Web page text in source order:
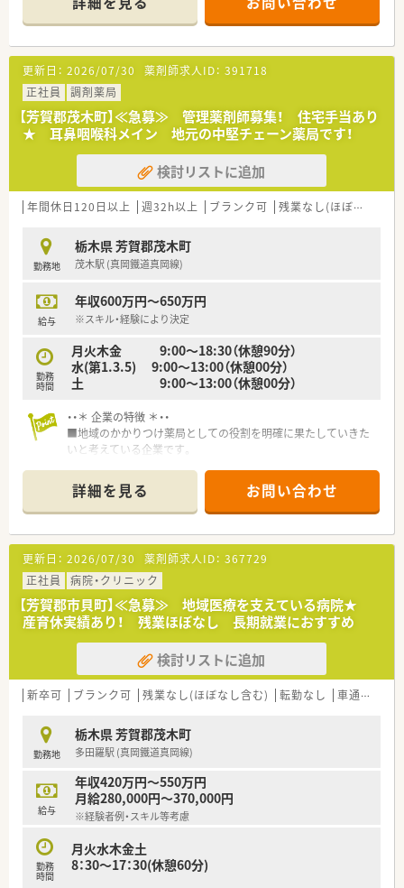
おり安定経営の企業です。
・・＊ 企業の特徴 ＊・・
■地域のかかりつけ薬局としての役割を明確に果たしていきた
いと考えている企業です。
■栃木県を中心に展開し、今後も店舗拡大計画があります。
■借り上げ社宅制度・住宅手当等福利厚生が充実しており、社員
を大切にしている企業です。
■地域密着型の調剤薬局として地域活動やイベント開催に力を
入れています。
■新卒の受け入れも積極的にしており、社内の風通しもよく働き
やすい社風です。
■働き方に制限のある薬剤師さん向けに準社員制度もあります
更新日： 2026/07/30 薬剤師求人ID： 391718
正社員
調剤薬局
【芳賀郡茂木町】≪急募≫ 管理薬剤師募集！ 住宅手当あり
★ 耳鼻咽喉科メイン 地元の中堅チェーン薬局です！
検討リストに追加
年間休日120日以上 週32h以上 ブランク可 残業なし(ほぼなし含む)
勤務地
栃木県 芳賀郡茂木町
茂木駅 (真岡鐵道真岡線)
給与
年収600万円～650万円
※スキル・経験により決定
勤務
時間
月火木金 9:00～18:30（休憩90分）
水(第1.3.5) 9:00～13:00（休憩00分）
土 9:00～13:00（休憩00分）
・・＊ 企業の特徴 ＊・・
■地域のかかりつけ薬局としての役割を明確に果たしていきた
いと考えている企業です。
■借り上げ社宅制度・住宅手当等福利厚生が充実しており、社員
を大切にしている企業です。
■地域密着型の調剤薬局として地域活動やイベント開催に力を
入れています。
■新卒の受け入れも積極的にしており、社内の風通しもよく働き
やすい社風です。
■働き方に制限のある薬剤師さん向けに準社員制度もあります
ので、気になる方はお気軽にお問合せ下さい！
詳細を見る お問い合わせ
更新日： 2026/07/30 薬剤師求人ID： 367729
正社員
病院・クリニック
【芳賀郡市貝町】≪急募≫ 地域医療を支えている病院★
産育休実績あり！ 残業ほぼなし 長期就業におすすめ
検討リストに追加
新卒可 ブランク可 残業なし(ほぼなし含む) 転勤なし 車通勤可
勤務地
栃木県 芳賀郡茂木町
多田羅駅 (真岡鐵道真岡線)
給与
年収420万円～550万円
月給280,000円～370,000円
※経験者例・スキル等考慮
勤務
時間
月火水木金土
8：30～17：30(休憩60分)